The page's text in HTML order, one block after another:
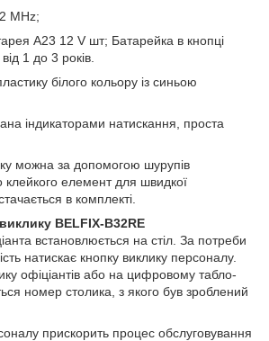
MHz;
А23 12 V шт; Батарейка в кнопці
1 до 3 років.
білого кольору із синьою
індикаторами натискання, проста
можна за допомогою шурупів
клейкого елемент для швидкої
в комплекті.
BELFIX-B32RE
встановлюється на стіл. За потреби
натискає кнопку виклику персоналу.
офіціантів або на цифровому табло-
номер столика, з якого був зроблений
прискорить процес обслуговування